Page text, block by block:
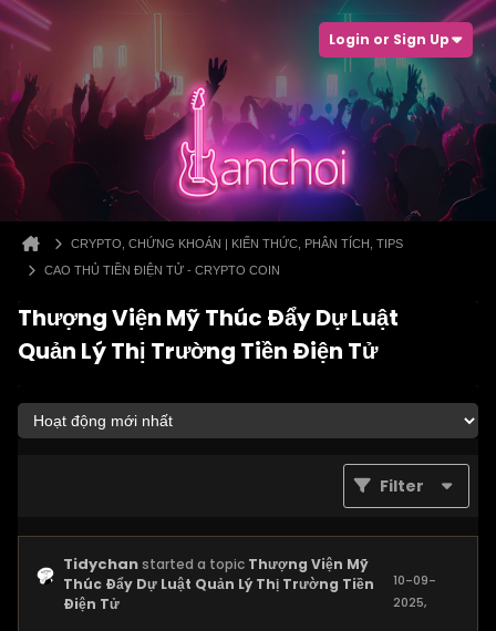
Login or Sign Up
CRYPTO, CHỨNG KHOÁN | KIẾN THỨC, PHÂN TÍCH, TIPS
CAO THỦ TIỀN ĐIỆN TỬ - CRYPTO COIN
Thượng Viện Mỹ Thúc Đẩy Dự Luật
Quản Lý Thị Trường Tiền Điện Tử
Filter
Tidychanstarted a topic Thượng Viện Mỹ
Thúc Đẩy Dự Luật Quản Lý Thị Trường Tiền
Điện Tử
10-09-
2025,